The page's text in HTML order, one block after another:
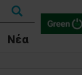
Αναζήτηση
για:
Νέα